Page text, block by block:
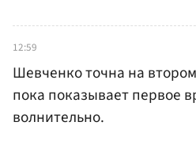
12:59
Шевченко точна на
пока показывает первое
волнительно.